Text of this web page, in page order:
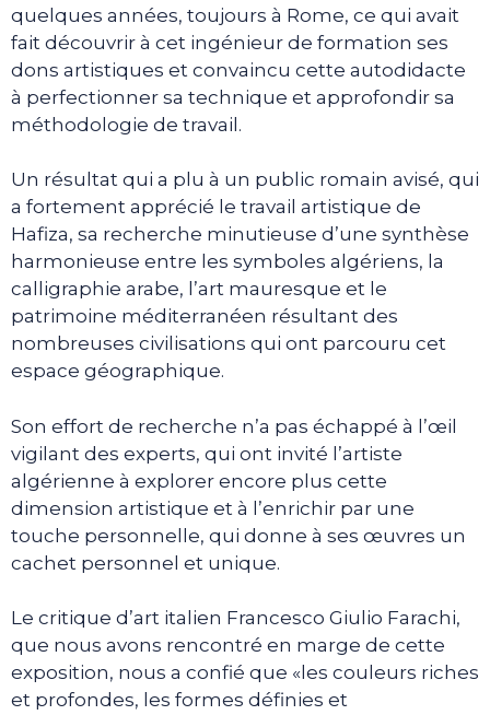
quelques années, toujours à Rome, ce qui avait
fait découvrir à cet ingénieur de formation ses
dons artistiques et convaincu cette autodidacte
à perfectionner sa technique et approfondir sa
méthodologie de travail.
Un résultat qui a plu à un public romain avisé, qui
a fortement apprécié le travail artistique de
Hafiza, sa recherche minutieuse d’une synthèse
harmonieuse entre les symboles algériens, la
calligraphie arabe, l’art mauresque et le
patrimoine méditerranéen résultant des
nombreuses civilisations qui ont parcouru cet
espace géographique.
Son effort de recherche n’a pas échappé à l’œil
vigilant des experts, qui ont invité l’artiste
algérienne à explorer encore plus cette
dimension artistique et à l’enrichir par une
touche personnelle, qui donne à ses œuvres un
cachet personnel et unique.
Le critique d’art italien Francesco Giulio Farachi,
que nous avons rencontré en marge de cette
exposition, nous a confié que «les couleurs riches
et profondes, les formes définies et